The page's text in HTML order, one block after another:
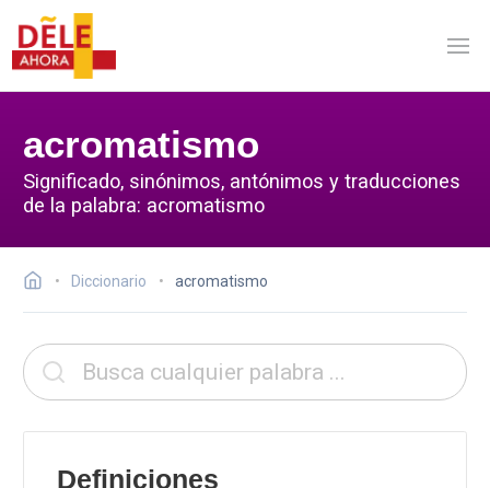
acromatismo
Significado, sinónimos, antónimos y traducciones
de la palabra: acromatismo
Diccionario acromatismo
Definiciones